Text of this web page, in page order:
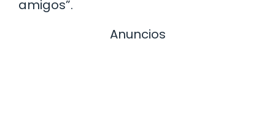
amigos”.
Anuncios